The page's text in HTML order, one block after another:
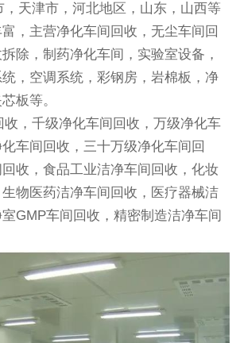
天津市，河北地区，山东，山西等
，主营净化车间回收 ， 无尘车间回
拆除，制药净化车间，实验室设备，
，空调系统，彩钢房，岩棉板，净
板等。
收 ，千级净化车间回收 ，万级净化车
车间回收 ，三十万级净化车间回
收 ，食品工业洁净车间回收 ，化妆
生物医药洁净车间回收 ，医疗器械洁
室GMP车间回收，精密制造洁净车间